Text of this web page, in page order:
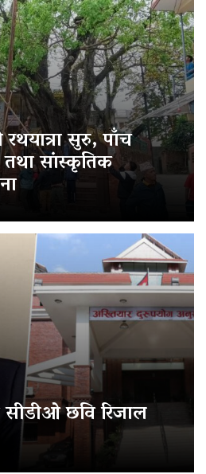
सुरु, पाँच
तथा सांस्कृतिक
सीडीओ छवि रिजाल